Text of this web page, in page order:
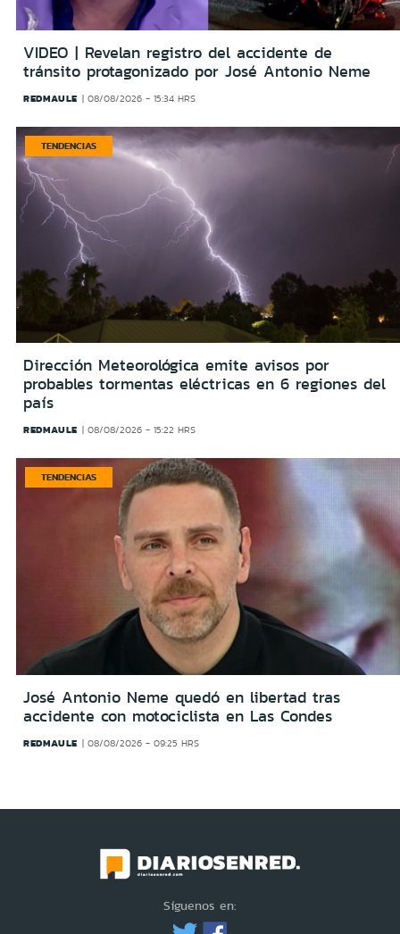
VIDEO | Revelan registro del accidente de
tránsito protagonizado por José Antonio Neme
REDMAULE 08/08/2026 - 15:34 HRS
TENDENCIAS
Dirección Meteorológica emite avisos por
probables tormentas eléctricas en 6 regiones del
país
REDMAULE 08/08/2026 - 15:22 HRS
TENDENCIAS
José Antonio Neme quedó en libertad tras
accidente con motociclista en Las Condes
REDMAULE 08/08/2026 - 09:25 HRS
Síguenos en: